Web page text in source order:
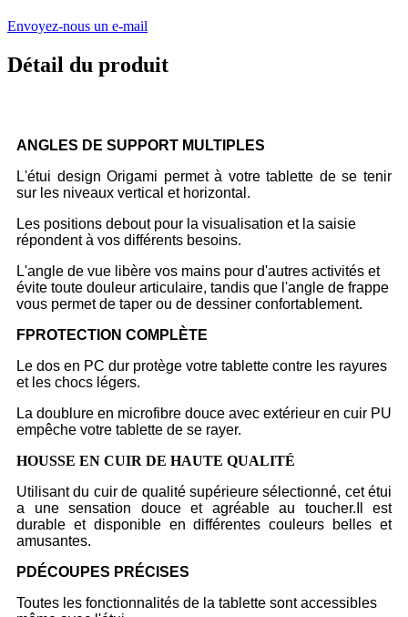
Envoyez-nous un e-mail
Détail du produit
ANGLES DE SUPPORT MULTIPLES
L'étui design Origami permet à votre tablette de se tenir
sur les niveaux vertical et horizontal.
Les positions debout pour la visualisation et la saisie
répondent à vos différents besoins.
L'angle de vue libère vos mains pour d'autres activités et
évite toute douleur articulaire, tandis que l'angle de frappe
vous permet de taper ou de dessiner confortablement.
FPROTECTION COMPLÈTE
Le dos en PC dur protège votre tablette contre les rayures
et les chocs légers.
La doublure en microfibre douce avec extérieur en cuir PU
empêche votre tablette de se rayer.
HOUSSE EN CUIR DE HAUTE QUALITÉ
Utilisant du cuir de qualité supérieure sélectionné, cet étui
a une sensation douce et agréable au toucher.Il est
durable et disponible en différentes couleurs belles et
amusantes.
P DÉCOUPES PRÉCISES
Toutes les fonctionnalités de la tablette sont accessibles